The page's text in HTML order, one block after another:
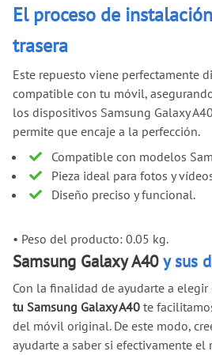
El proceso de
trasera
Este repuesto viene perfectamente
compatible con tu móvil,
los dispositivos Samsung Galaxy
permite que encaje a la perfección.
Compatible con modelos
Pieza ideal para fotos y
Diseño preciso y funcional.
• Peso del producto: 0.05 kg.
Samsung Galaxy A40y sus
Con la finalidad de ayudarte a elegir
tu Samsung Galaxy A40 te
del móvil original. De este modo,
ayudarte a saber si efectivamente el